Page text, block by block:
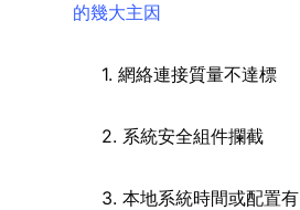
的幾大主因
1. 網絡連接質量不達標
2. 系統安全組件攔截
3. 本地系統時間或配置有